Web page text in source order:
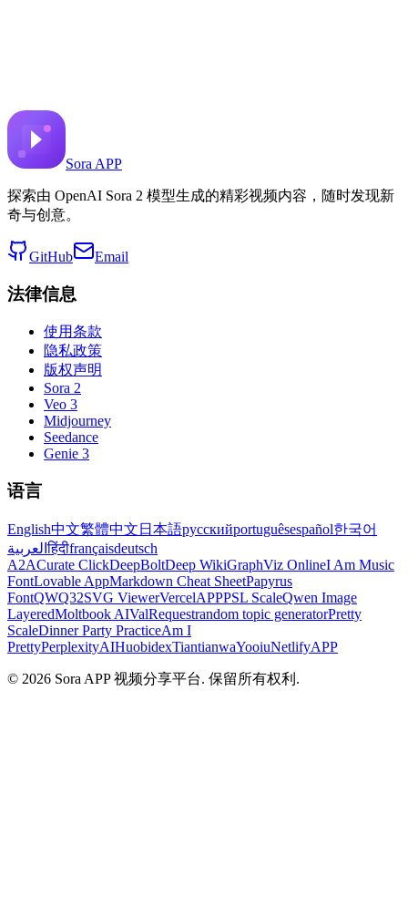
el.cine
Sora APP
探索由 OpenAI Sora 2 模型生成的精彩视频内容，随时发现新
奇与创意。
GitHub Email
法律信息
使用条款
隐私政策
版权声明
Sora 2
Veo 3
Midjourney
Seedance
Genie 3
语言
English中文繁體中文 日本語русскийportuguêsespañol한국어
العربيةहिंदीfrançaisdeutsch
A2ACurate ClickDeepBoltDeep WikiGraphViz OnlineI Am Music
FontLovable AppMarkdown Cheat SheetPapyrus
FontQWQ32SVG ViewerVercelAPPPSL ScaleQwen Image
LayeredMoltbook AIValRequestrandom topic generatorPretty
ScaleDinner Party PracticeAm I
PrettyPerplexityAIHuobidexTiantianwaYooiuNetlifyAPP
© 2026 Sora APP 视频分享平台. 保留所有权利.